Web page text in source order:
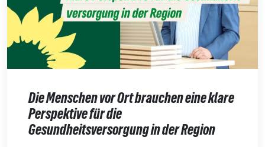
Die Menschen vor Ort brauchen eine klare
Perspektive für die
Gesundheitsversorgung in der Region